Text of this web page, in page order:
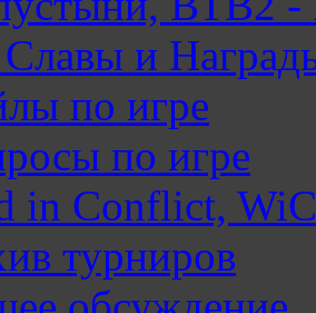
Славы и
по игре
по игре
in Conflict,
турниров